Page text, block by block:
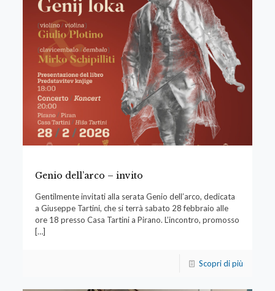
Genio dell’arco – invito
Gentilmente invitati alla serata Genio dell’arco, dedicata
a Giuseppe Tartini, che si terrà sabato 28 febbraio alle
ore 18 presso Casa Tartini a Pirano. L’incontro, promosso
[…]
Scopri di più